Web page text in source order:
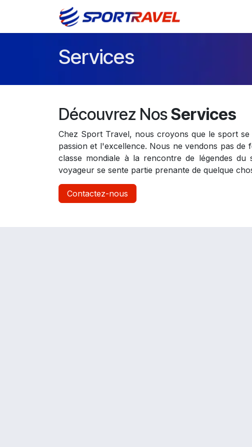
Se rendre au contenu
Services
Découvrez NosServices
Chez Sport Travel, nous croyons que le sport
passion et l'excellence. Nous ne vendons pas de
classe mondiale à la rencontre de légendes
voyageur se sente partie prenante de quelque
Contactez-nous